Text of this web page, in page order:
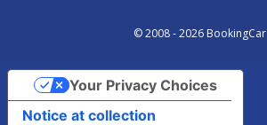
© 2008 - 2026 BookingCar
Notice at collection
Your Privacy Choices